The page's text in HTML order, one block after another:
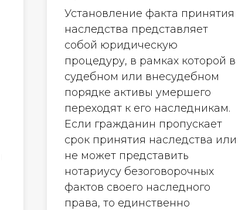
Установление факта принятия
наследства представляет
собой юридическую
процедуру, в рамках которой в
судебном или внесудебном
порядке активы умершего
переходят к его наследникам.
Если гражданин пропускает
срок принятия наследства или
не может представить
нотариусу безоговорочных
фактов своего наследного
права, то единственно